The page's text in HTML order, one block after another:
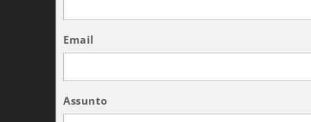
Email
Assunto